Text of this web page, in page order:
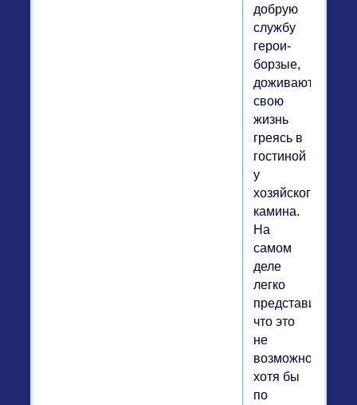
добрую
службу
герои-
борзые,
доживают
свою
жизнь
греясь в
гостиной
у
хозяйского
камина.
На
самом
деле
легко
представить,
что это
не
возможно,
хотя бы
по